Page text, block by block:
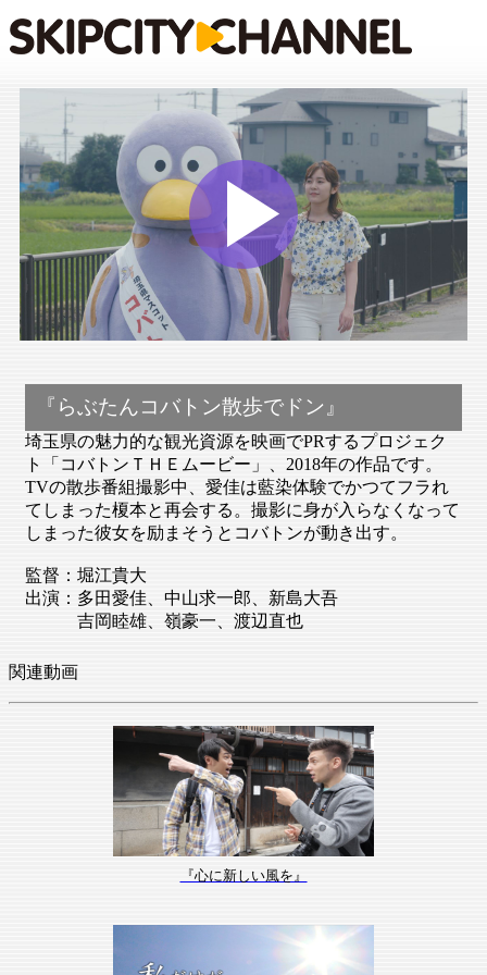
Play
『らぶたんコバトン散歩でドン』
埼玉県の魅力的な観光資源を映画でPRするプロジェク
ト「コバトンＴＨＥムービー」、2018年の作品です。
TVの散歩番組撮影中、愛佳は藍染体験でかつてフラれ
てしまった榎本と再会する。撮影に身が入らなくなって
しまった彼女を励まそうとコバトンが動き出す。
監督：堀江貴大
出演：多田愛佳、中山求一郎、新島大吾
吉岡睦雄、嶺豪一、渡辺直也
関連動画
『心に新しい風を』